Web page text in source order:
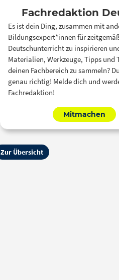
Fachredaktion
Es ist dein Ding, zusammen mit
Bildungsexpert*innen für
Deutschunterricht zu inspirieren
Materialien, Werkzeuge, Tipps und
deinen Fachbereich zu sammeln?
genau richtig! Melde dich und
Fachredaktion!
Mitmachen
Zur Übersicht